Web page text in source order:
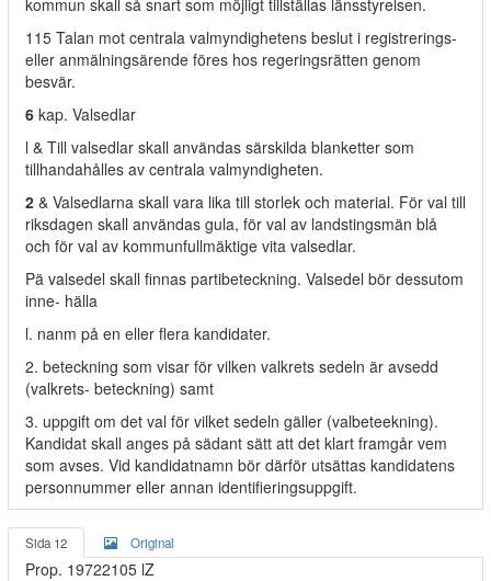
kommun skall så snart som möjligt tillställas länsstyrelsen.
115 Talan mot centrala valmyndighetens beslut i registrerings-
eller anmälningsärende föres hos regeringsrätten genom
besvär.
6 kap. Valsedlar
l & Till valsedlar skall användas särskilda blanketter som
tillhandahålles av centrala valmyndigheten.
2 & Valsedlarna skall vara lika till storlek och material. För val till
riksdagen skall användas gula, för val av landstingsmän blå
och för val av kommunfullmäktige vita valsedlar.
Pä valsedel skall finnas partibeteckning. Valsedel bör dessutom
inne- hälla
l. nanm på en eller flera kandidater.
2. beteckning som visar för vilken valkrets sedeln är avsedd
(valkrets- beteckning) samt
3. uppgift om det val för vilket sedeln gäller (valbeteekning).
Kandidat skall anges på sädant sätt att det klart framgår vem
som avses. Vid kandidatnamn bör därför utsättas kandidatens
personnummer eller annan identifieringsuppgift.
Sida 12 Original
Prop. 19722105 lZ